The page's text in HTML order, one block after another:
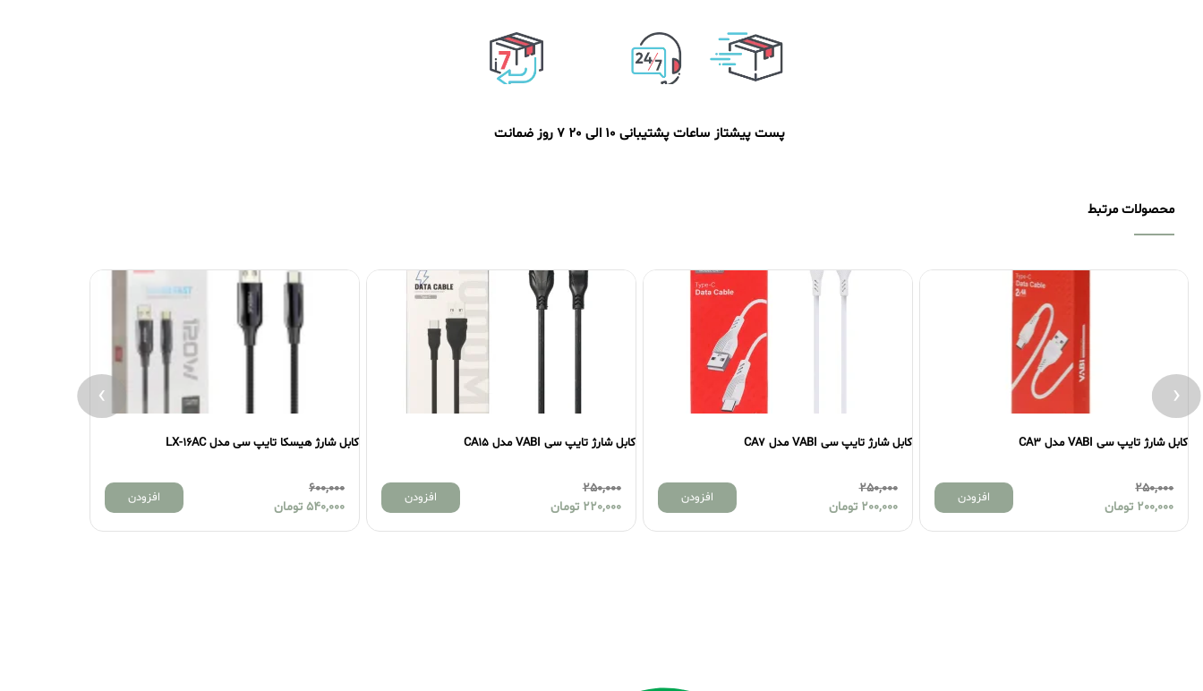
پست پیشتاز ساعات پشتیبانی 10 الی 20 7 روز ضمانت
محصولات مرتبط
افزودن
کابل شارژ تایپ سی VABI مدل CA7
تومان
افزودن
کابل شارژ تایپ سی VABI مدل CA15
تومان
افزودن
کابل شارژ هیسکا تایپ سی مدل LX-16AC
تومان
افزودن
کابل شارژ تایپ سی هیسکا مدل LX-16CC
تومان
‹
›